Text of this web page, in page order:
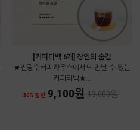
[커피티백 6개] 장인의 숨결
★전광수커피하우스에서도 만날 수 있는
커피티백★...
30% 할인 9,100원 13,000원